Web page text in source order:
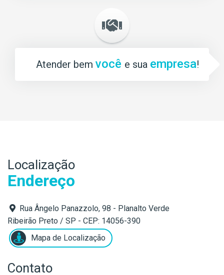
Atender bem você e sua empresa!
Localização
Endereço
Rua Ângelo Panazzolo, 98 - Planalto Verde
Ribeirão Preto / SP - CEP: 14056-390
Mapa de Localização
Contato